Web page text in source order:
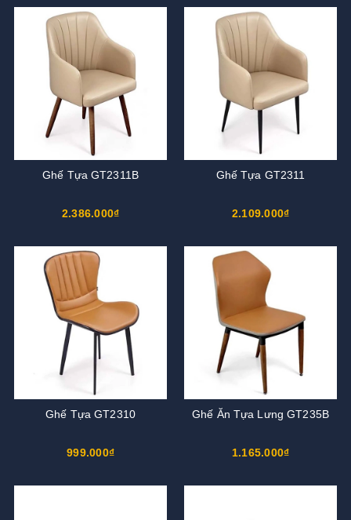
Ghế Tựa GT2311B
2.386.000₫
Ghế Tựa GT2311
2.109.000₫
Ghế Tựa GT2310
999.000₫
Ghế Ăn Tựa Lưng GT235B
1.165.000₫